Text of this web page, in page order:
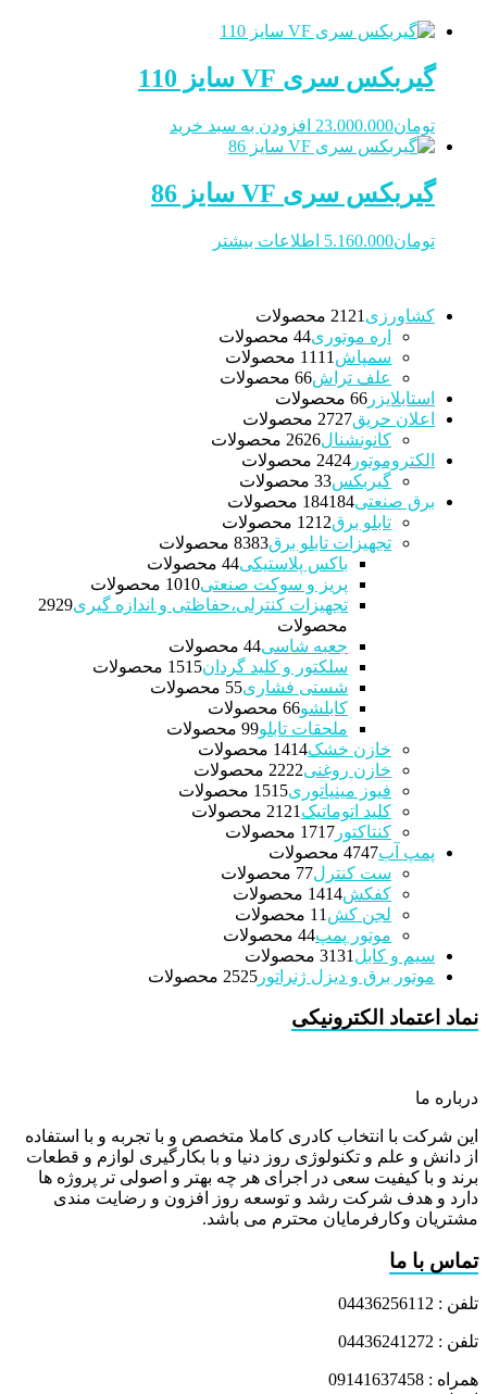
گیربکس سری VF سایز 110
تومان23.000.000 افزودن به سبد خرید
گیربکس سری VF سایز 86
تومان5.160.000 اطلاعات بیشتر
کشاورزی 21 21 محصولات
اره موتوری 44 محصولات
سمپاش
11 11 محصولات
علف تراش 66 محصولات
استابلایزر
66 محصولات
اعلان حریق
2727 محصولات
کانونشنال
2626 محصولات
الکتروموتور
2424 محصولات
گیربکس 33 محصولات
برق صنعتی
184184 محصولات
تابلو برق
1212 محصولات
تجهیزات تابلو برق
8383 محصولات
باکس پلاستیکی 44 محصولات
پریز و سوکت صنعتی
1010 محصولات
تجهیزات کنترلی،حفاظتی و اندازه گیری
2929
محصولات
جعبه شاسی 44 محصولات
سلکتور و کلید گردان
1515 محصولات
شستی فشاری 55 محصولات
کابلشو 66 محصولات
ملحقات تابلو 99 محصولات
خازن خشک
1414 محصولات
خازن روغنی
2222 محصولات
فیوز مینیاتوری
1515 محصولات
کلید اتوماتیک
21 21 محصولات
کنتاکتور
1717 محصولات
پمپ آب
4747 محصولات
ست کنترل 77 محصولات
کفکش
1414 محصولات
لجن کش
1 1 محصولات
موتور پمپ 44 محصولات
سیم و کابل
3131 محصولات
موتور برق و دیزل ژنراتور
2525 محصولات
نماد اعتماد الکترونیکی
درباره ما
این شرکت با انتخاب کادری کاملا متخصص و با تجربه و با استفاده
از دانش و علم و تکنولوژی روز دنیا و با بکارگیری لوازم و قطعات
برند و با کیفیت سعی در اجرای هر چه بهتر و اصولی تر پروژه ها
دارد و هدف شرکت رشد و توسعه روز افزون و رضایت مندی
مشتریان وکارفرمایان محترم می باشد.
تماس با ما
تلفن : 04436256112
تلفن : 04436241272
همراه : 09141637458